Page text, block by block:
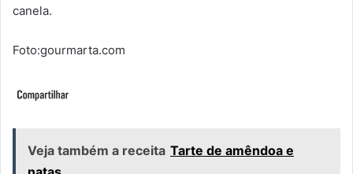
canela.
Foto:gourmarta.com
Veja também a receita Tarte de amêndoa e